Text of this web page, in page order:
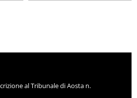
al Tribunale di Aosta n.